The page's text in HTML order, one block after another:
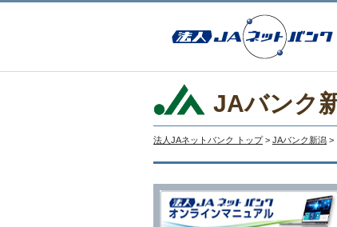
JAバンク
法人JAネットバンク トップ > JAバンク新潟 >